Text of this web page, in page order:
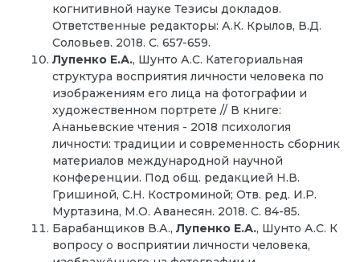
когнитивной науке Тезисы докладов.
Ответственные редакторы: А.К. Крылов, В.Д.
Соловьев. 2018. С. 657-659.
Лупенко Е.А., Шунто А.С. Категориальная
структура восприятия личности человека по
изображениям его лица на фотографии и
художественном портрете // В книге:
Ананьевские чтения - 2018 психология
личности: традиции и современность сборник
материалов международной научной
конференции. Под общ. редакцией Н.В.
Гришиной, С.Н. Костроминой; Отв. ред. И.Р.
Муртазина, М.О. Аванесян. 2018. С. 84-85.
Барабанщиков В.А., Лупенко Е.А., Шунто А.С. К
вопросу о восприятии личности человека,